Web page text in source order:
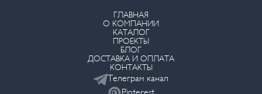
ГЛАВНАЯ
О КОМПАНИИ
КАТАЛОГ
ПРОЕКТЫ
БЛОГ
ДОСТАВКА И ОПЛАТА
КОНТАКТЫ
Телеграм канал